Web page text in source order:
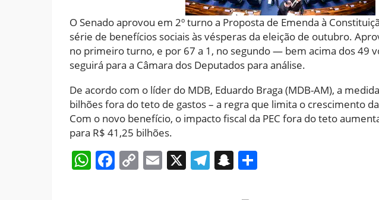
O Senado aprovou em 2º turno a Proposta de Emenda à
série de benefícios sociais às vésperas da eleição de outubro.
no primeiro turno, e por 67 a 1, no segundo — bem acima dos 49
seguirá para a Câmara dos Deputados para análise.
De acordo com o líder do MDB, Eduardo Braga (MDB-AM), a
bilhões fora do teto de gastos – a regra que limita o crescimento
Com o novo benefício, o impacto fiscal da PEC fora do teto
para R$ 41,25 bilhões.
WhatsApp
Facebook
CopyEmail
X Telegram
Snapchat